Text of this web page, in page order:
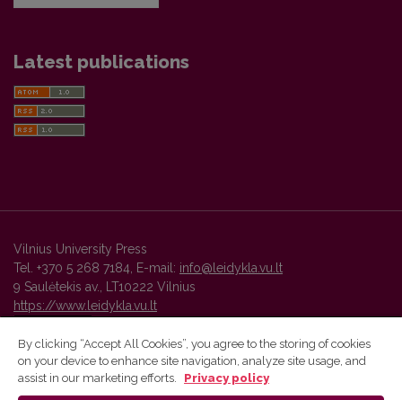
Latest publications
Vilnius University Press
Tel. +370 5 268 7184, E-mail: info@leidykla.vu.lt
9 Saulėtekis av., LT10222 Vilnius
https://www.leidykla.vu.lt
Vilnius University Press platform and metadata are distributed by
By clicking “Accept All Cookies”, you agree to the storing of cookies
on your device to enhance site navigation, analyze site usage, and
assist in our marketing efforts.
Privacy policy